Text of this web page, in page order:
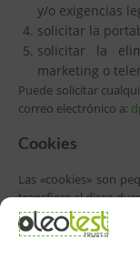
y/o exigencias
solicitar la
solicitar la
marketing o
Puede solicitar
correo electrónico a:
Cookies
Las «cookies» son
transfiere al disco
Como ocurre en la
diversas